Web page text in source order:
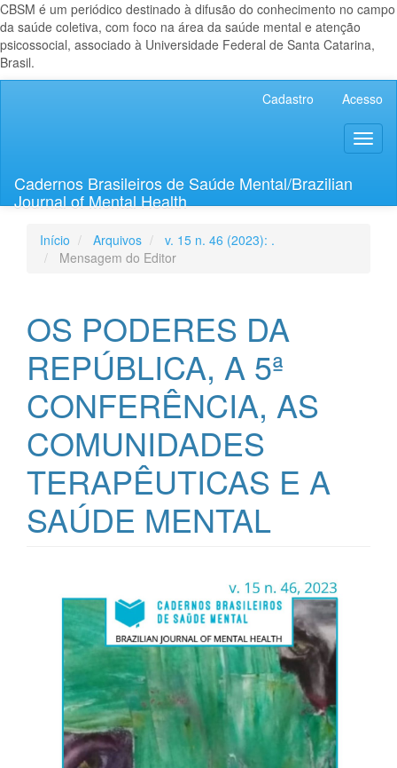
CBSM é um periódico destinado à difusão do conhecimento no campo
da saúde coletiva, com foco na área da saúde mental e atenção
psicossocial, associado à Universidade Federal de Santa Catarina,
Brasil.
Lateral
Cadastro Acesso
Cadernos Brasileiros de Saúde Mental/Brazilian
Journal of Mental Health
Início Arquivos
v. 15 n. 46 (2023): .
Mensagem do Editor
OS PODERES DA
REPÚBLICA, A 5ª
CONFERÊNCIA, AS
COMUNIDADES
TERAPÊUTICAS E A
SAÚDE MENTAL
lateral
artigos